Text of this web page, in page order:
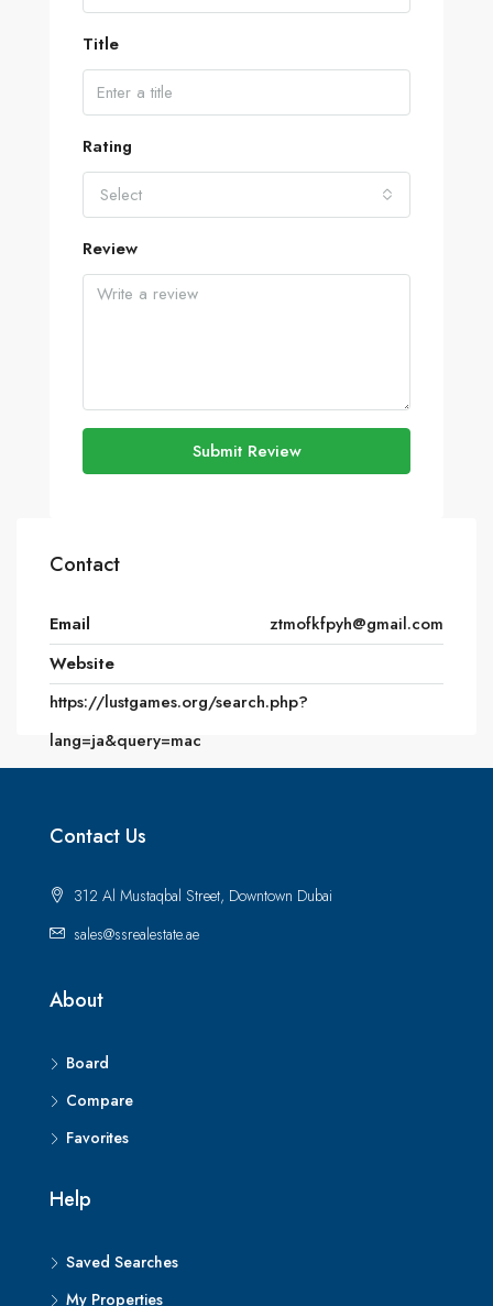
Title
Rating
Select
Review
Submit Review
Contact
Email
ztmofkfpyh@gmail.com
Website
https://lustgames.org/search.php?
lang=ja&query=mac
Contact Us
312 Al Mustaqbal Street, Downtown Dubai
sales@ssrealestate.ae
About
Board
Compare
Favorites
Help
Saved Searches
My Properties